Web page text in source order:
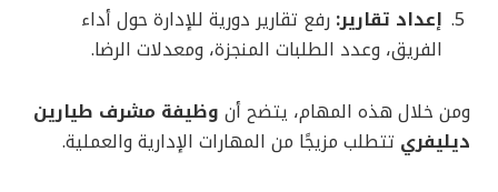
إعداد تقارير: رفع تقارير دورية للإدارة حول أداء
الفريق، وعدد الطلبات المنجزة، ومعدلات الرضا.
ومن خلال هذه المهام، يتضح أن وظيفة مشرف طيارين
ديليفري تتطلب مزيجًا من المهارات الإدارية والعملية.